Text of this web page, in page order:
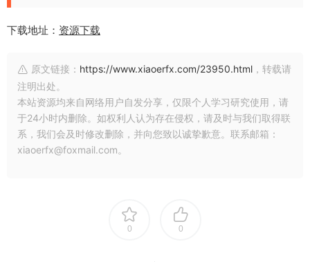
下载地址： 资源下载
原文链接： https://www.xiaoerfx.com/23950.html ，转载请
注明出处。
本站资源均来自网络用户自发分享，仅限个人学习研究使用，请
于24小时内删除。如权利人认为存在侵权，请及时与我们取得联
系，我们会及时修改删除，并向您致以诚挚歉意。联系邮箱：
xiaoerfx@foxmail.com。
0 0